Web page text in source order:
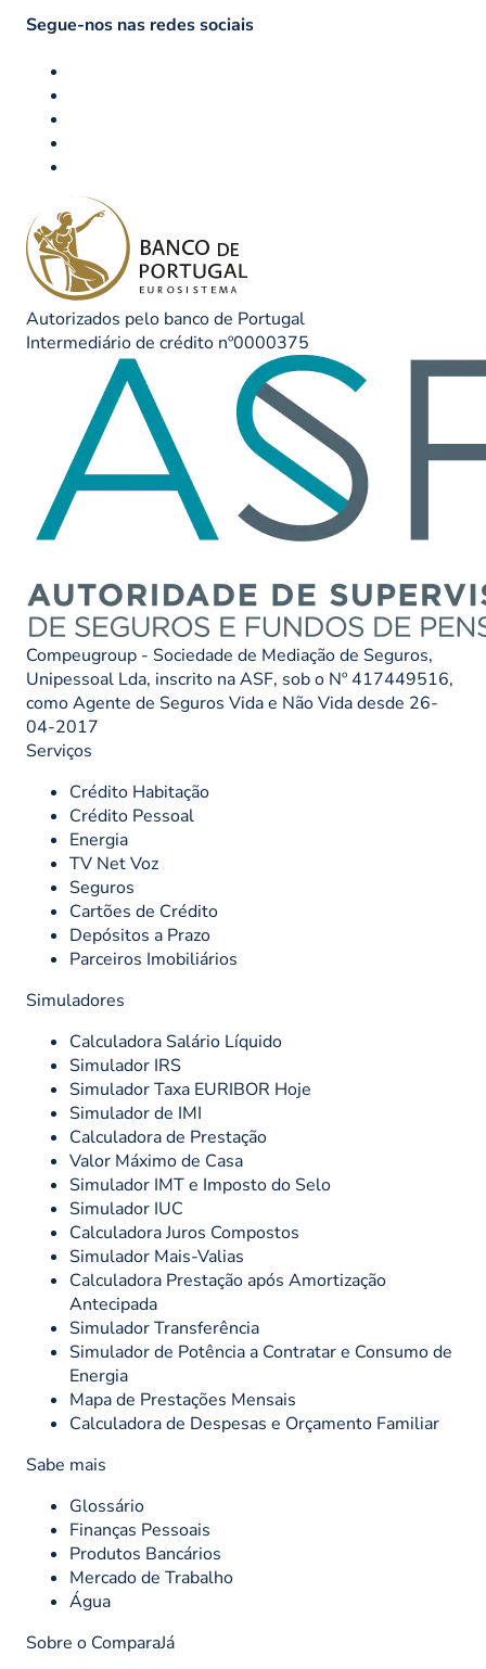
Segue-nos nas redes sociais
Autorizados pelo banco de Portugal
Intermediário de crédito nº0000375
Compeugroup - Sociedade de Mediação de Seguros,
Unipessoal Lda, inscrito na ASF, sob o Nº 417449516,
como Agente de Seguros Vida e Não Vida desde 26-
04-2017
Serviços
Crédito Habitação
Crédito Pessoal
Energia
TV Net Voz
Seguros
Cartões de Crédito
Depósitos a Prazo
Parceiros Imobiliários
Simuladores
Calculadora Salário Líquido
Simulador IRS
Simulador Taxa EURIBOR Hoje
Simulador de IMI
Calculadora de Prestação
Valor Máximo de Casa
Simulador IMT e Imposto do Selo
Simulador IUC
Calculadora Juros Compostos
Simulador Mais-Valias
Calculadora Prestação após Amortização
Antecipada
Simulador Transferência
Simulador de Potência a Contratar e Consumo de
Energia
Mapa de Prestações Mensais
Calculadora de Despesas e Orçamento Familiar
Sabe mais
Glossário
Finanças Pessoais
Produtos Bancários
Mercado de Trabalho
Água
Sobre o ComparaJá